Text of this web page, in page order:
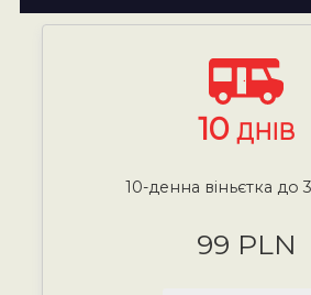
10 ДНІВ
10-денна віньєтка до
99 PLN